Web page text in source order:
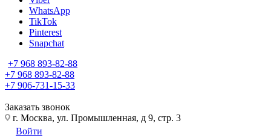
WhatsApp
TikTok
Pinterest
Snapchat
+7 968 893-82-88
+7 968 893-82-88
+7 906-731-15-33
Заказать звонок
г. Москва, ул. Промышленная, д 9, стр. 3
Войти